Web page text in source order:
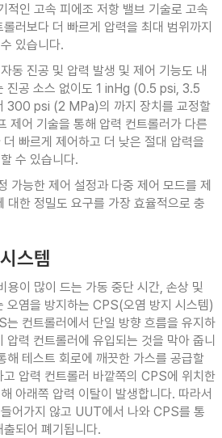
인 고속 피에조 저항 밸브 기술로 고속
러보다 더 빠르게 압력을 최대 범위까지
있습니다.
동 진공 및 압력 발생 및 제어 기능도 내
진공 소스 없이도 1 inHg (0.5 psi, 3.5
300 psi (2 MPa)의 까지 장치를 교정할
제어 기술을 통해 압력 컨트롤러가 다른
빠르게 제어하고 더 낮은 절대 압력을
수 있습니다.
가능한 제어 설정과 다중 제어 모드를 제
한 정밀도 요구를 가장 효율적으로 충
스템
이 많이 드는 가동 중단 시간, 손상 및
오염을 방지하는 CPS(오염 방지 시스템)
는 컨트롤러에서 단일 방향 흐름을 유지하
압력 컨트롤러에 유입되는 것을 막아 줍니
해 테스트 회로에 깨끗한 가스를 공급할
압력 컨트롤러 바깥쪽의 CPS에 위치한
아래쪽 압력 이탈이 발생합니다. 따라서
어가지 않고 UUT에서 나와 CPS를 통
되어 폐기됩니다.